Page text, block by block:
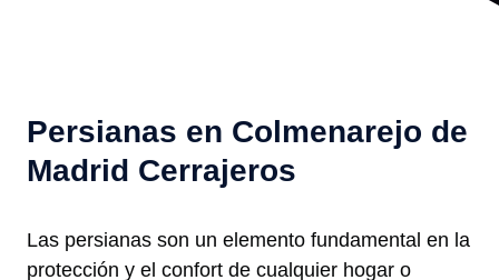
Persianas en Colmenarejo de
Madrid Cerrajeros
Las persianas son un elemento fundamental en la
protección y el confort de cualquier hogar o